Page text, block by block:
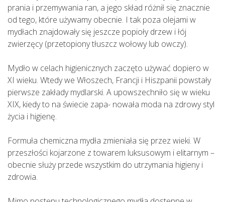
prania i przemywania ran, a jego skład różnił się znacznie
od tego, które używamy obecnie. I tak poza olejami w
mydłach znajdowały się jeszcze popioły drzew i łój
zwierzęcy (przetopiony tłuszcz wołowy lub owczy).
Mydło w celach higienicznych zaczęto używać dopiero w
XI wieku. Wtedy we Włoszech, Francji i Hiszpanii powstały
pierwsze zakłady mydlarski. A upowszechniło się w wieku
XIX, kiedy to na świecie zapa- nowała moda na zdrowy styl
życia i higienę.
Formuła chemiczna mydła zmieniała się przez wieki. W
przeszłości kojarzone z towarem luksusowym i elitarnym –
obecnie służy przede wszystkim do utrzymania higieny i
zdrowia.